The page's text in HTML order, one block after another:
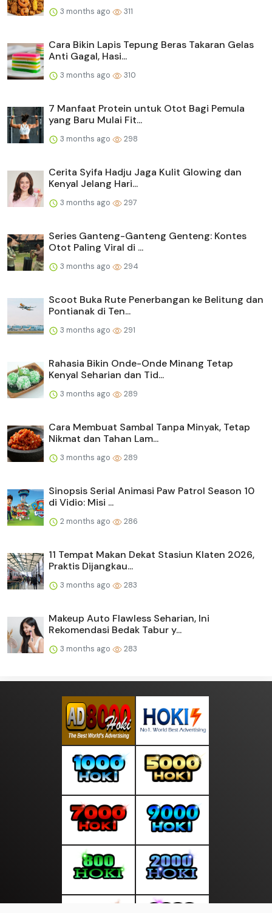
3 months ago 311
Cara Bikin Lapis Tepung Beras Takaran Gelas
Anti Gagal, Hasi...
3 months ago 310
7 Manfaat Protein untuk Otot Bagi Pemula
yang Baru Mulai Fit...
3 months ago 298
Cerita Syifa Hadju Jaga Kulit Glowing dan
Kenyal Jelang Hari...
3 months ago 297
Series Ganteng-Ganteng Genteng: Kontes
Otot Paling Viral di ...
3 months ago 294
Scoot Buka Rute Penerbangan ke Belitung dan
Pontianak di Ten...
3 months ago 291
Rahasia Bikin Onde-Onde Minang Tetap
Kenyal Seharian dan Tid...
3 months ago 289
Cara Membuat Sambal Tanpa Minyak, Tetap
Nikmat dan Tahan Lam...
3 months ago 289
Sinopsis Serial Animasi Paw Patrol Season 10
di Vidio: Misi ...
2 months ago 286
11 Tempat Makan Dekat Stasiun Klaten 2026,
Praktis Dijangkau...
3 months ago 283
Makeup Auto Flawless Seharian, Ini
Rekomendasi Bedak Tabur y...
3 months ago 283